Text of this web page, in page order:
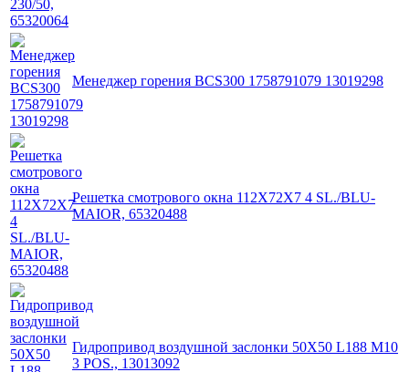
Менеджер горения BCS300 1758791079 13019298
Решетка смотрового окна 112X72X7 4 SL./BLU-
MAIOR, 65320488
Гидропривод воздушной заслонки 50X50 L188 M10
3 POS., 13013092